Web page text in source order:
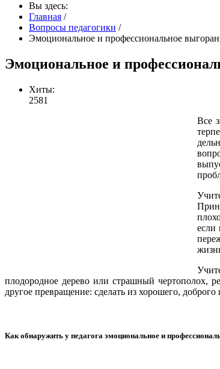
Вы здесь:
Главная /
Вопросы педагогики /
Эмоциональное и профессиональное
Эмоциональное и
Хиты:
2581
Все
если
плодородное дерево или страшный чертополох,
другое превращение: сделать из хорошего,
Как обнаружить у педагога эмоциональное и